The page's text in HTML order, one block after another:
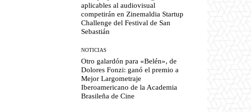
aplicables al audiovisual
competirán en Zinemaldia Startup
Challenge del Festival de San
Sebastián
NOTICIAS
Otro galardón para «Belén», de
Dolores Fonzi: ganó el premio a
Mejor Largometraje
Iberoamericano de la Academia
Brasileña de Cine